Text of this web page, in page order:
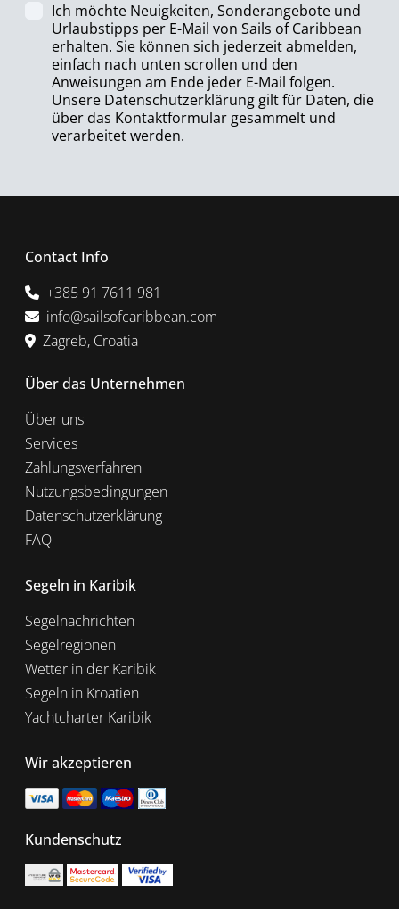
Ich möchte Neuigkeiten, Sonderangebote und
Urlaubstipps per E-Mail von Sails of Caribbean
erhalten. Sie können sich jederzeit abmelden,
einfach nach unten scrollen und den
Anweisungen am Ende jeder E-Mail folgen.
Unsere Datenschutzerklärung gilt für Daten, die
über das Kontaktformular gesammelt und
verarbeitet werden.
Contact Info
+385 91 7611 981
info@sailsofcaribbean.com
Zagreb, Croatia
Über das Unternehmen
Über uns
Services
Zahlungsverfahren
Nutzungsbedingungen
Datenschutzerklärung
FAQ
Segeln in Karibik
Segelnachrichten
Segelregionen
Wetter in der Karibik
Segeln in Kroatien
Yachtcharter Karibik
Wir akzeptieren
Kundenschutz